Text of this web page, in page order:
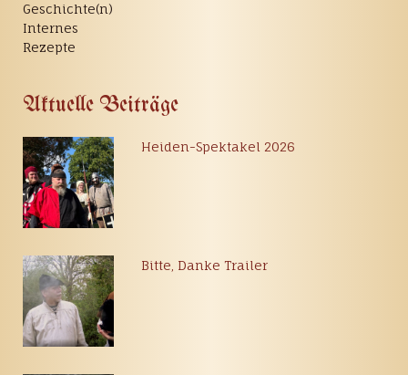
Geschichte(n)
Internes
Rezepte
Aktuelle Beiträge
Heiden-Spektakel 2026
Bitte, Danke Trailer